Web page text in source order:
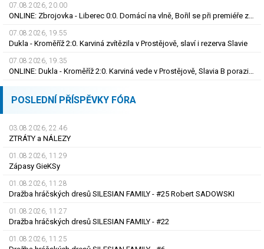
07.08.2026, 20.00
07.08.2026, 19.55
Dukla - Kroměříž 2:0. Karviná zvítězila v Prostějově, slaví i rezerva Slavie
07.08.2026, 19.35
POSLEDNÍ PŘÍSPĚVKY FÓRA
03.08.2026, 22.46
ZTRÁTY a NÁLEZY
01.08.2026, 11.29
Zápasy GieKSy
01.08.2026, 11.28
Dražba hráčských dresů SILESIAN FAMILY - #25 Robert SADOWSKI
01.08.2026, 11.27
Dražba hráčských dresů SILESIAN FAMILY - #22
01.08.2026, 11.25